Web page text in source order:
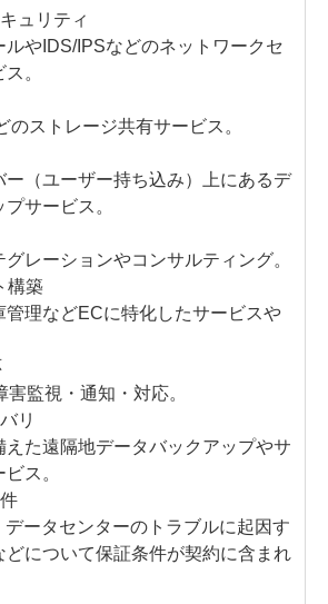
ュリティ
やIDS/IPSなどのネットワークセ
。
ストレージ共有サービス。
（ユーザー持ち込み）上にあるデ
サービス。
レーションやコンサルティング。
構築
理などECに特化したサービスや
監視・通知・対応。
リ
た遠隔地データバックアップやサ
ス。
ータセンターのトラブルに起因す
どについて保証条件が契約に含まれ